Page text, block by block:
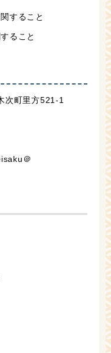
すること
ること
町里方521-1
＠